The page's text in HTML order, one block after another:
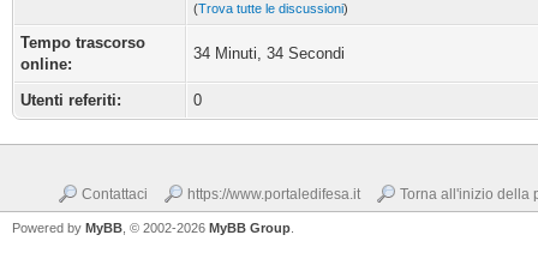
(Trova tutte le discussioni)
Tempo trascorso
online:
34 Minuti, 34 Secondi
Utenti referiti: 0
Contattaci https://www.portaledifesa.it Torna all'inizio della
Powered by MyBB , © 2002-2026 MyBB Group